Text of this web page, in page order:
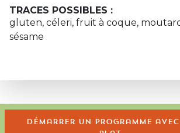
TRACES POSSIBLES :
gluten, céleri, fruit à coque,
sésame
Démarrer un programme